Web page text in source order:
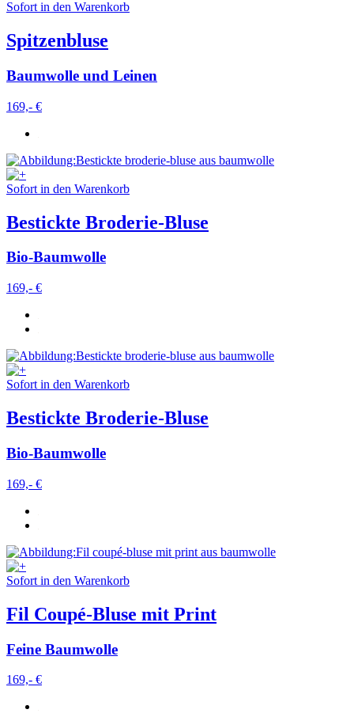
Sofort in den Warenkorb
Spitzenbluse
Baumwolle und Leinen
169,- €
Sofort in den Warenkorb
Bestickte Broderie-Bluse
Bio-Baumwolle
169,- €
Sofort in den Warenkorb
Bestickte Broderie-Bluse
Bio-Baumwolle
169,- €
Sofort in den Warenkorb
Fil Coupé-Bluse mit Print
Feine Baumwolle
169,- €